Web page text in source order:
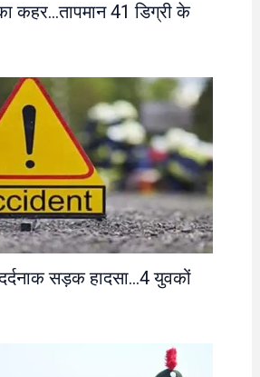
कहर…तापमान 41 डिग्री के
सड़क हादसा…4 युवकों